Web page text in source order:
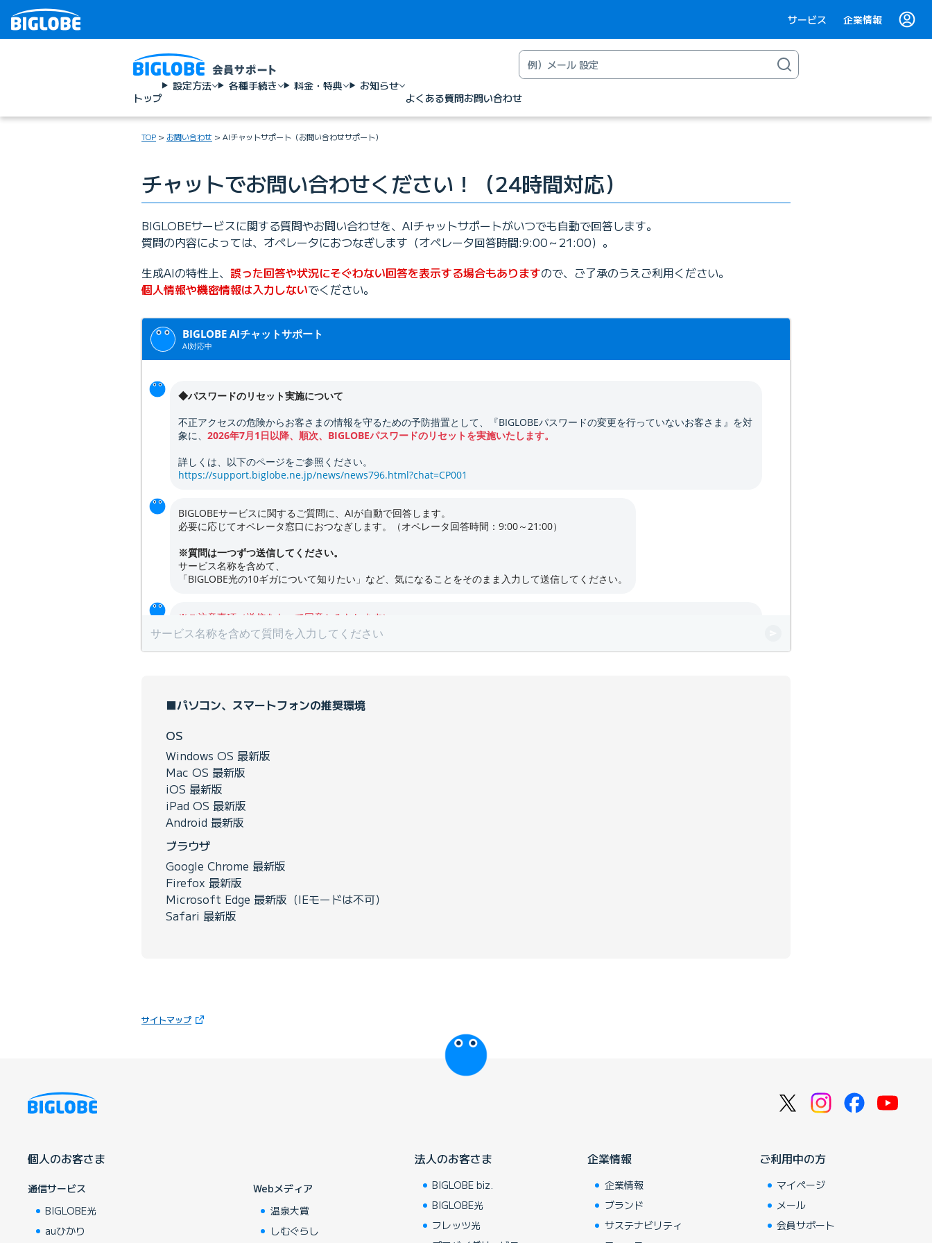
サービス 企業情報
トップ
設定方法 各種手続き 料金・特典
お知らせ
よくある質問お問い合わせ
TOP お問い合わせ AIチャットサポート（お問い合わせサポート）
チャットでお問い合わせください！ （24時間対応）
BIGLOBEサービスに関する質問やお問い合わせを、AIチャットサポートがいつでも自動で回答します。
質問の内容によっては、オペレータにおつなぎします（オペレータ回答時間:9:00～21:00）。
生成AIの特性上、 誤った回答や状況にそぐわない回答を表示する場合もありますので、ご了承のうえご利用ください。
個人情報や機密情報は入力しないでください。
■パソコン、スマートフォンの推奨環境
OS
Windows OS 最新版
Mac OS 最新版
iOS 最新版
iPad OS 最新版
Android 最新版
ブラウザ
Google Chrome 最新版
Firefox 最新版
Microsoft Edge 最新版（IEモードは不可）
Safari 最新版
サイトマップ（新しいタブで開きます）
びっぷるのページ
個人のお客さま
通信サービス
BIGLOBE光
auひかり
Webメディア
温泉大賞
しむぐらし
法人のお客さま
BIGLOBE biz.
BIGLOBE光
フレッツ光
企業情報
企業情報
ブランド
サステナビリティ
ご利用中の方
マイページ
メール
会員サポート